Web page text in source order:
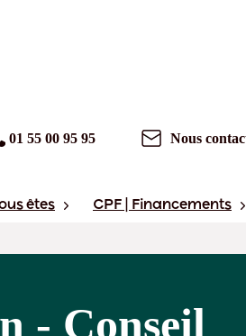
01 55 00 95 95 Nous
êtes CPF | Financements
- Conseil